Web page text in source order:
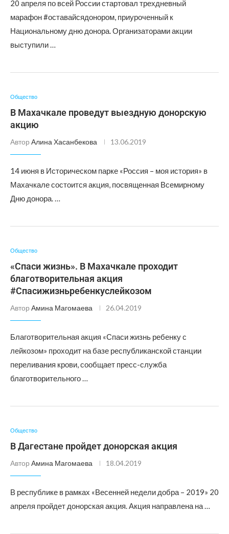
20 апреля по всей России стартовал трехдневный
марафон #оставайсядонором, приуроченный к
Национальному дню донора. Организаторами акции
выступили …
Общество
В Махачкале проведут выездную донорскую
акцию
Автор Алина Хасанбекова 13.06.2019
14 июня в Историческом парке «Россия – моя история» в
Махачкале состоится акция, посвященная Всемирному
Дню донора. …
Общество
«Спаси жизнь». В Махачкале проходит
благотворительная акция
#Спасижизньребенкуслейкозом
Автор Амина Магомаева 26.04.2019
Благотворительная акция «Спаси жизнь ребенку с
лейкозом» проходит на базе республиканской станции
переливания крови, сообщает пресс-служба
благотворительного …
Общество
В Дагестане пройдет донорская акция
Автор Амина Магомаева 18.04.2019
В республике в рамках «Весенней недели добра – 2019» 20
апреля пройдет донорская акция. Акция направлена на …